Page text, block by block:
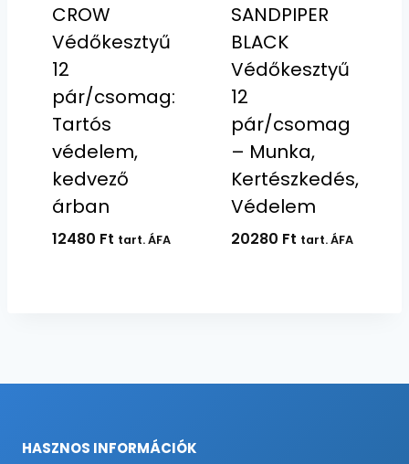
CROW
Védőkesztyű
12
pár/csomag:
Tartós
védelem,
kedvező
árban
12480 Ft tart. ÁFA
SANDPIPER
BLACK
Védőkesztyű
12
pár/csomag
– Munka,
Kertészkedés,
Védelem
20280 Ft tart. ÁFA
HASZNOS INFORMÁCIÓK